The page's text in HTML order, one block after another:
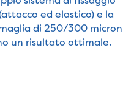
ed elastico) e la
di 250/300 micron
un risultato ottimale.